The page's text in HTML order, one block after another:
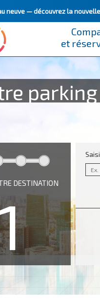
neuve —découvrez la
et
DESTINATION